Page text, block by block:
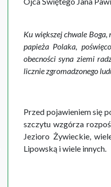
Ku większej chwale
papieża Polaka,
obecności syna ziemi
licznie zgromadzonego
Przed pojawieniem się
szczytu wzgórza
Jezioro Żywieckie,
Lipowską i wiele innych.